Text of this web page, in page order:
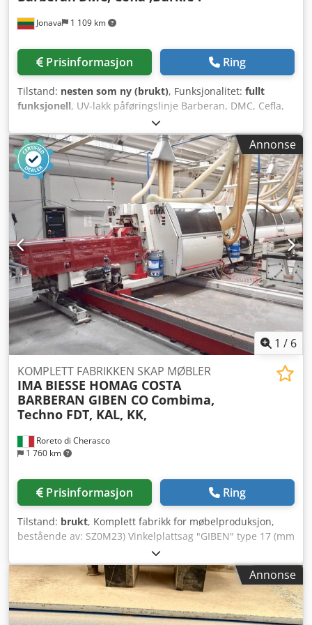
Jonava 1 109 km
Prisinformasjon Ring
Tilstand: nesten som ny (brukt), Funksjonalitet: fullt
funksjonell, UV-lakk påføringslinje Barberan, DMC, Cefla,
Burkle 1300 mm. Konfigurasjon: 1. Barberan
rullelakkeringsmaskin Credpfx Akovcmi Ejtsf 2. Barberan
rullelakkeringsmaskin, revers 3. UV tørker med 1 rør 4.
Barberan rullelakkeringsmaskin 5. UV tørker med 2 rør 6.
DMC slipemaskin 7. Børstemaskin 8. Barberan
rullelakkeringsmaskin 9. UV tørker med 2 rør 10. Burkle
rullelakkeringsmaskin 11. UV tørker med 2 rør
Annonse
1 / 6
Roreto di Cherasco
1 760 km
KOMPLETT FABRIKKEN SKAP MØBLER
IMA BIESSE HOMAG COSTA
BARBERAN GIBEN CO Combima,
Techno FDT, KAL, KK,
Prisinformasjon Ring
Tilstand: brukt, Komplett fabrikk for møbelproduksjon,
bestående av: SZ0M23) Vinkelplattsag "GIBEN" type 17 (mm
5700x2700) med stabelsystem "SIRIO" SZ0M25) Plattsag
"GIBEN" Mod. GammaDue (mm 3800x2200) SZ0M26)
Plattsag (flersag) "GABBIANI" (ferdige plater mm 4250 x
2120) Codpfscr U Urox Akterf SZ0M27) Laminieranlegg
(rullepresse) "BARBERAN" for melaminpapir (lim på papir)
Annonse